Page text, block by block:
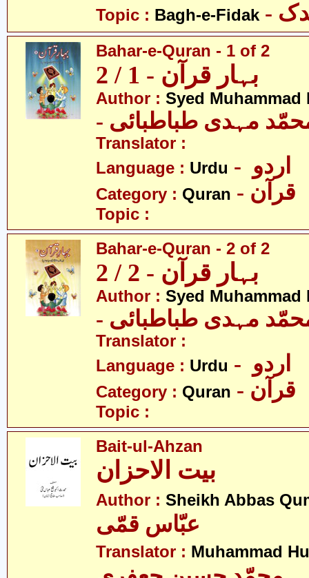
Topic : Bagh-e-Fidak
Bahar-e-Quran - 1 of 2
بہار قرآن - 1 / 2
Author : Syed Muhammad
مہدی طباطبائی
Translator :
Language : Urdu
Category : Quran - قرآن
Topic :
Bahar-e-Quran - 2 of 2
بہار قرآن - 2 / 2
Author : Syed Muhammad
مہدی طباطبائی
Translator :
Language : Urdu
Category : Quran - قرآن
Topic :
Bait-ul-Ahzan
Author : Sheikh Abbas
عبّاس قمّی
Translator : Muhammad